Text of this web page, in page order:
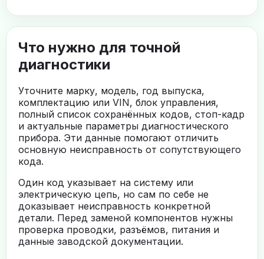
Что нужно для точной
диагностики
Уточните марку, модель, год выпуска,
комплектацию или VIN, блок управления,
полный список сохранённых кодов, стоп-кадр
и актуальные параметры диагностического
прибора. Эти данные помогают отличить
основную неисправность от сопутствующего
кода.
Один код указывает на систему или
электрическую цепь, но сам по себе не
доказывает неисправность конкретной
детали. Перед заменой компонентов нужны
проверка проводки, разъёмов, питания и
данные заводской документации.